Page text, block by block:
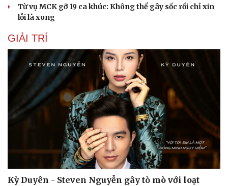
Từ vụ MCK gỡ 19 ca khúc: Không thể gây sốc rồi chỉ xin
lỗi là xong
GIẢI TRÍ
Kỳ Duyên - Steven Nguyễn gây tò mò với loạt